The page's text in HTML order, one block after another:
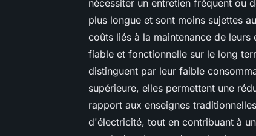
nécessiter un entretien fréquent ou
plus longue et sont moins sujettes
coûts liés à la maintenance de
fiable et fonctionnelle sur le long
distinguent par leur faible
supérieure, elles permettent une
rapport aux enseignes
d'électricité, tout en contribuant à